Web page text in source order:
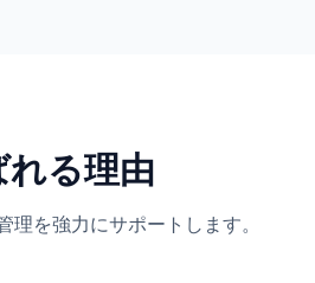
る理由
を強力にサポートします。